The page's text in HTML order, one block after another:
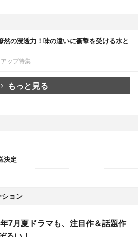
然の浸透力！味の違いに衝撃を受ける水と
ップ特集
もっと見る
決定
ョン
7月夏ドラマも、注目作＆話題作